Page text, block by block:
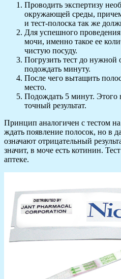
Проводить экспертизу
окружающей среды,
и тест-полоска так же
Для успешного
мочи, именно такое ее
чистую посуду.
Погрузить тест до нужной
подождать минуту.
После чего вытащить
место.
Подождать 5 минут. Этого
точный результат.
Принцип аналогичен с тестом
ждать появление полосок, но в
означают отрицательный
значит, в моче есть котинин.
аптеке.